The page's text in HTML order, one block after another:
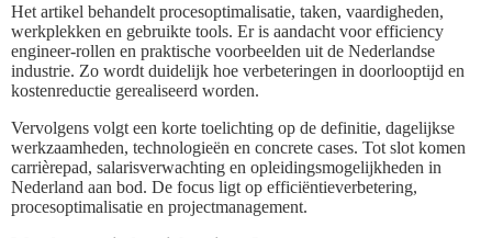
Het artikel behandelt procesoptimalisatie, taken, vaardigheden,
werkplekken en gebruikte tools. Er is aandacht voor efficiency
engineer-rollen en praktische voorbeelden uit de Nederlandse
industrie. Zo wordt duidelijk hoe verbeteringen in doorlooptijd en
kostenreductie gerealiseerd worden.
Vervolgens volgt een korte toelichting op de definitie, dagelijkse
werkzaamheden, technologieën en concrete cases. Tot slot komen
carrièrepad, salarisverwachting en opleidingsmogelijkheden in
Nederland aan bod. De focus ligt op efficiëntieverbetering,
procesoptimalisatie en projectmanagement.